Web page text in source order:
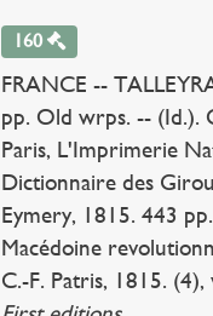
160
FRANCE --
pp. Old wrps. -- (Id.).
Paris, L'Imprimerie
Dictionnaire des
Eymery, 1815. 443
Macédoine
C.-F. Patris, 1815.